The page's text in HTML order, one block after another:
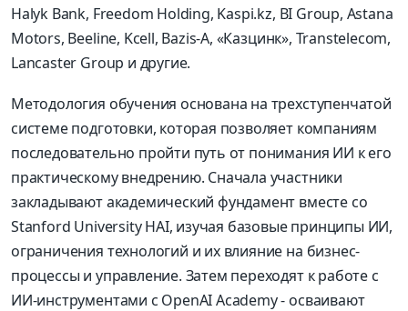
Halyk Bank, Freedom Holding, Kaspi.kz, BI Group, Astana
Motors, Beeline, Kcell, Bazis-A, «Казцинк», Transtelecom,
Lancaster Group и другие.
Методология обучения основана на трехступенчатой
системе подготовки, которая позволяет компаниям
последовательно пройти путь от понимания ИИ к его
практическому внедрению. Сначала участники
закладывают академический фундамент вместе со
Stanford University HAI, изучая базовые принципы ИИ,
ограничения технологий и их влияние на бизнес-
процессы и управление. Затем переходят к работе с
ИИ-инструментами с OpenAI Academy - осваивают